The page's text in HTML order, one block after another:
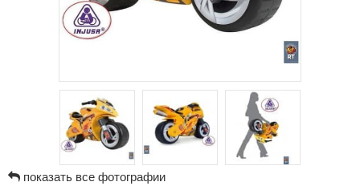
показать все фотографии